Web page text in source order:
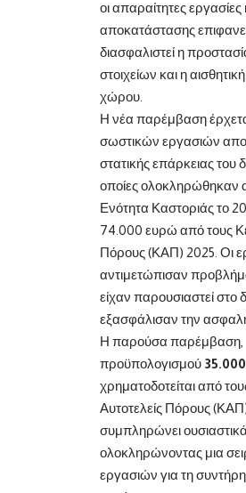
οι απαραίτητες
αποκατάστασης
διασφαλιστεί η
στοιχείων και η
χώρου.
Η νέα παρέμβαση
σωστικών εργασιών
στατικής επάρκειας του
οποίες ολοκληρώθηκαν
Ενότητα Καστοριάς το
74.000 ευρώ από τους
Πόρους (ΚΑΠ) 2025. Οι
αντιμετώπισαν
είχαν παρουσιαστεί στο
εξασφάλισαν την
Η παρούσα παρέμβαση,
προϋπολογισμού
χρηματοδοτείται από
Αυτοτελείς Πόρους
συμπληρώνει
ολοκληρώνοντας μια
εργασιών για τη